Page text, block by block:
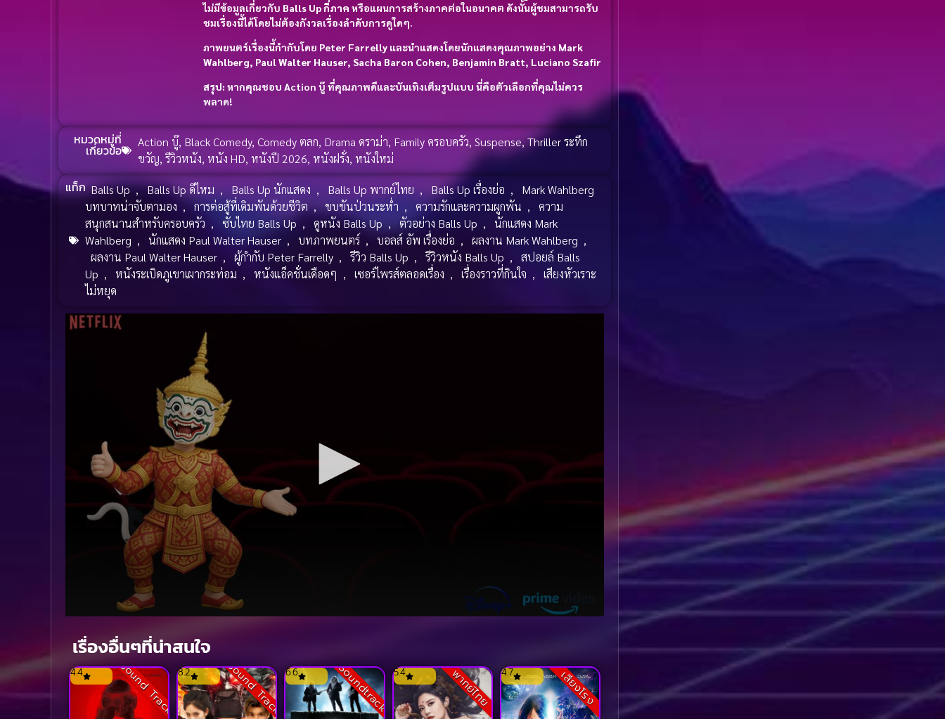
ไม่มีข้อมูลเกี่ยวกับ Balls Up กี่ภาค หรือแผนการสร้างภาคต่อในอนาคต ดังนั้นผู้ชมสามารถรับ
ชมเรื่องนี้ได้โดยไม่ต้องกังวลเรื่องลำดับการดูใดๆ.
ภาพยนตร์เรื่องนี้กำกับโดย Peter Farrelly และนำแสดงโดยนักแสดงคุณภาพอย่าง Mark
Wahlberg, Paul Walter Hauser, Sacha Baron Cohen, Benjamin Bratt, Luciano Szafir
สรุป: หากคุณชอบ Action บู๊ ที่คุณภาพดีและบันเทิงเต็มรูปแบบ นี่คือตัวเลือกที่คุณไม่ควร
พลาด!
หมวดหมู่ที่
เกี่ยวข้อ
Action บู๊, Black Comedy, Comedy ตลก, Drama ดราม่า, Family ครอบครัว, Suspense,Thriller ระทึก
ขวัญ, รีวิวหนัง, หนัง HD, หนังปี 2026, หนังฝรั่ง, หนังใหม่
แท็ก Balls Up , Balls Up ดีไหม , Balls Up นักแสดง , Balls Up พากย์ไทย , Balls Up เรื่องย่อ ,
Mark Wahlberg
บทบาทน่าจับตามอง , การต่อสู้ที่เดิมพันด้วยชีวิต , ขบขันป่วนระห่ำ , ความรักและความผูกพัน ,
ความ
สนุกสนานสำหรับครอบครัว , ซับไทย Balls Up , ดูหนัง Balls Up , ตัวอย่าง Balls Up ,
นักแสดง Mark
Wahlberg , นักแสดง Paul Walter Hauser , บทภาพยนตร์ , บอลส์ อัพ เรื่องย่อ , ผลงาน Mark Wahlberg ,
ผลงาน Paul Walter Hauser , ผู้กำกับ Peter Farrelly , รีวิว Balls Up , รีวิวหนัง Balls Up ,
สปอยล์ Balls
Up , หนังระเบิดภูเขาเผากระท่อม , หนังแอ็คชั่นเดือดๆ , เซอร์ไพรส์ตลอดเรื่อง , เรื่องราวที่กินใจ ,
เสียงหัวเราะ
ไม่หยุด
เรื่องอื่นๆที่น่าสนใจ
Sound Track
4.4 Sound Track
8.2 Soundtrack
6.6 พากย์ไทย
5.4 เสียงโรง
4.7
Animation
True
Story
สร้าง
จริง
(2)
a
True
1989
1987
1984
1982